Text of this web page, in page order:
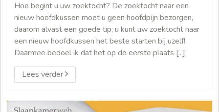
Hoe begint u uw zoektocht? De zoektocht naar een
nieuw hoofdkussen moet u geen hoofdpijn bezorgen,
daarom alvast een goede tip; u kunt uw zoektocht naar
een nieuw hoofdkussen het beste starten bij uzelf!
Daarmee bedoel ik dat het op de eerste plaats [...]
Lees verder